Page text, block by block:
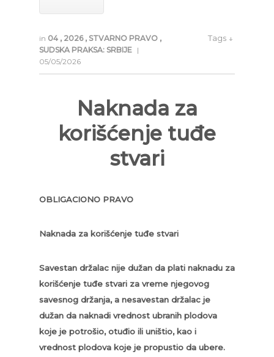
in 04 , 2026 , STVARNO PRAVO ,
SUDSKA PRAKSA: SRBIJE |
05/05/2026
Tags ↓
Naknada za
korišćenje tuđe
stvari
OBLIGACIONO PRAVO
Naknada za korišćenje tuđe stvari
Savestan držalac nije dužan da plati naknadu za
korišćenje tuđe stvari za vreme njegovog
savesnog držanja, a nesavestan držalac je
dužan da naknadi vrednost ubranih plodova
koje je potrošio, otuđio ili uništio, kao i
vrednost plodova koje je propustio da ubere.